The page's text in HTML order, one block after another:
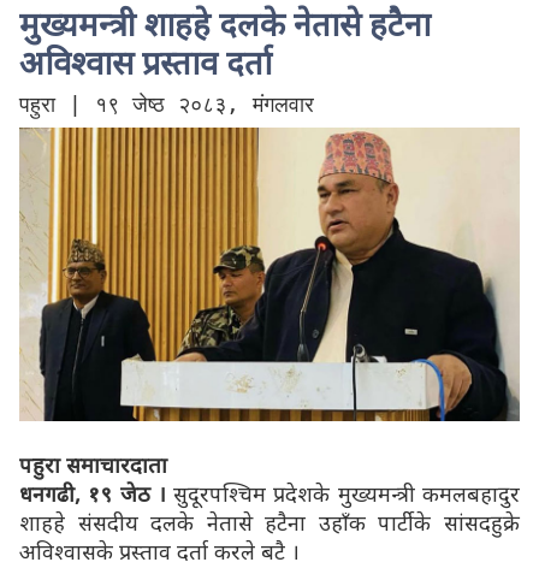
मुख्यमन्त्री शाहहे दलके नेतासे हटैना
अविश्वास प्रस्ताव दर्ता
पहुरा | १९ जेष्ठ २०८३, मंगलवार
पहुरा समाचारदाता
धनगढी, १९ जेठ । सुदूरपश्चिम प्रदेशके मुख्यमन्त्री कमलबहादुर
शाहहे संसदीय दलके नेतासे हटैना उहाँक पार्टीके सांसदहुक्रे
अविश्वासके प्रस्ताव दर्ता करले बटै ।